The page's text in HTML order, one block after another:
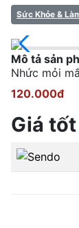
Sức Khỏe &
Mô tả sản
Nhức mỏi
120.000đ
Giá